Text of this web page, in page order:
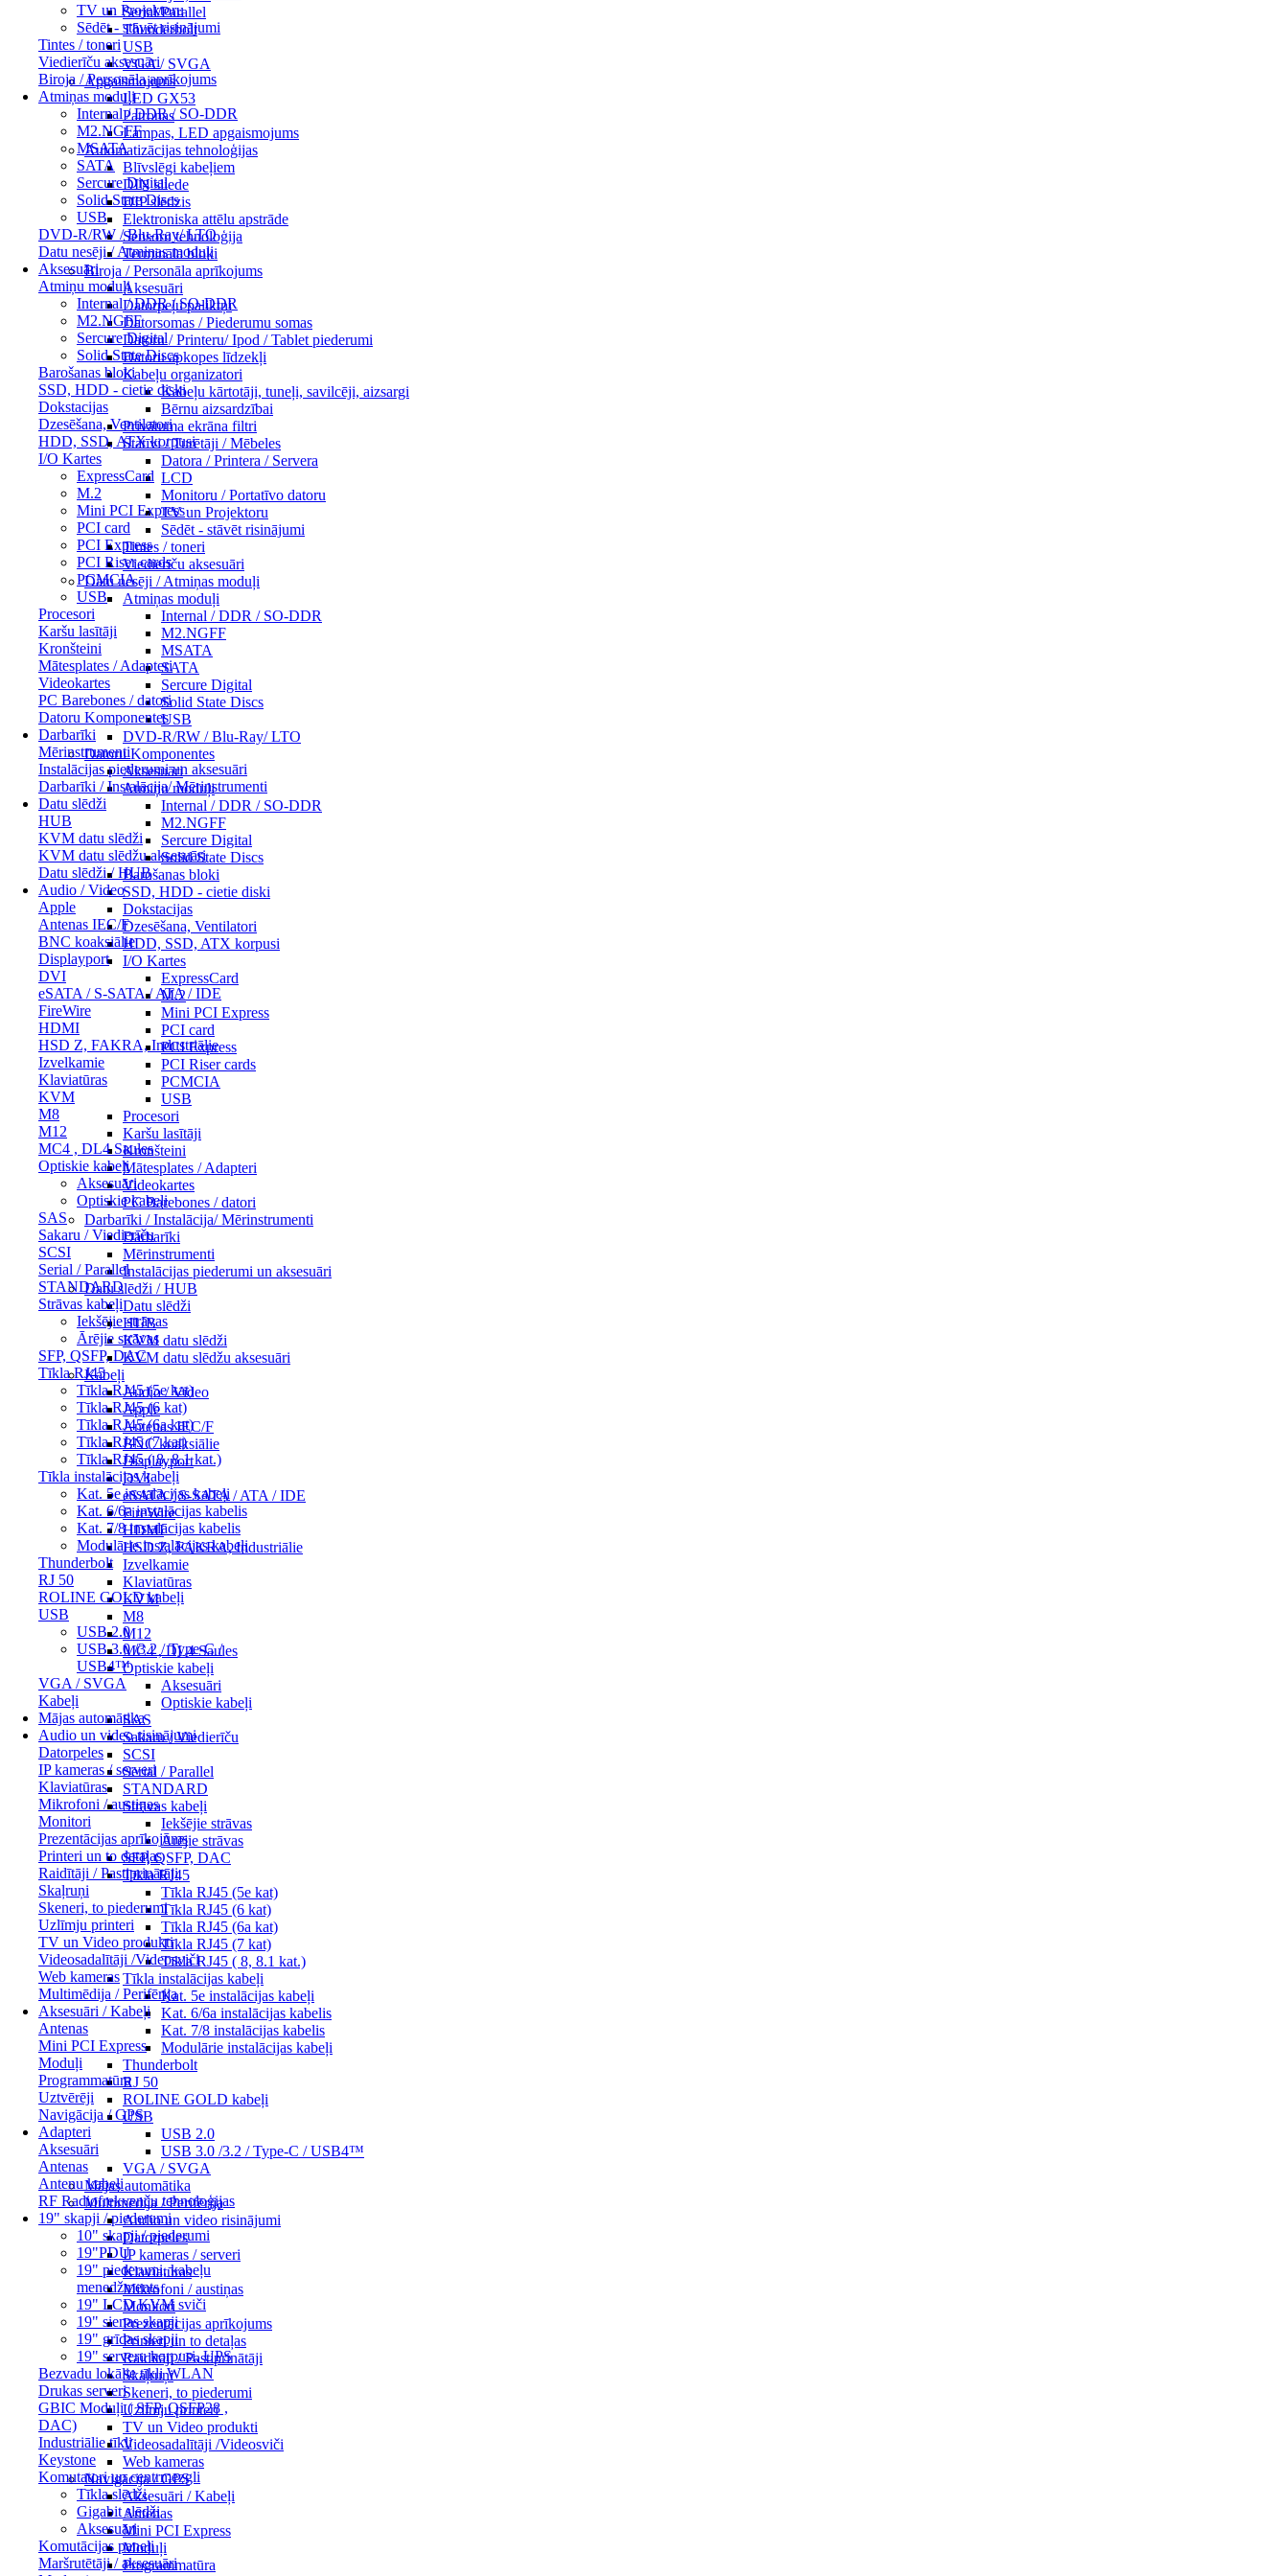
TV un Projektoru
Sēdēt - stāvēt risinājumi
Tintes / toneri
Viedierīču aksesuāri
Biroja / Personāla aprīkojums
Atmiņas moduļi
Internal / DDR / SO-DDR
M2.NGFF
MSATA
SATA
Sercure Digital
Solid State Discs
USB
DVD-R/RW / Blu-Ray/ LTO
Datu nesēji / Atmiņas moduļi
Aksesuāri
Atmiņu moduļi
Internal / DDR / SO-DDR
M2.NGFF
Sercure Digital
Solid State Discs
Barošanas bloki
SSD, HDD - cietie diski
Dokstacijas
Dzesēšana, Ventilatori
HDD, SSD, ATX korpusi
I/O Kartes
ExpressCard
M.2
Mini PCI Express
PCI card
PCI Express
PCI Riser cards
PCMCIA
USB
Procesori
Karšu lasītāji
Kronšteini
Mātesplates / Adapteri
Videokartes
PC Barebones / datori
Datoru Komponentes
Darbarīki
Mērinstrumenti
Instalācijas piederumi un aksesuāri
Darbarīki / Instalācija/ Mērinstrumenti
Datu slēdži
HUB
KVM datu slēdži
KVM datu slēdžu aksesuāri
Datu slēdži / HUB
Audio / Video
Apple
Antenas IEC/F
BNC koaksiālie
Displayport
DVI
eSATA / S-SATA / ATA / IDE
FireWire
HDMI
HSD Z, FAKRA, Industriālie
Izvelkamie
Klaviatūras
KVM
M8
M12
MC4 , DL4 Saules
Optiskie kabeļi
Aksesuāri
Optiskie kabeļi
SAS
Sakaru / Viedierīču
SCSI
Serial / Parallel
STANDARD
Strāvas kabeļi
Iekšējie strāvas
Ārējie strāvas
SFP, QSFP, DAC
Tīkla RJ45
Tīkla RJ45 (5e kat)
Tīkla RJ45 (6 kat)
Tīkla RJ45 (6a kat)
Tīkla RJ45 (7 kat)
Tīkla RJ45 ( 8, 8.1 kat.)
Tīkla instalācijas kabeļi
Kat. 5e instalācijas kabeļi
Kat. 6/6a instalācijas kabelis
Kat. 7/8 instalācijas kabelis
Modulārie instalācijas kabeļi
Thunderbolt
RJ 50
ROLINE GOLD kabeļi
USB
USB 2.0
USB 3.0 /3.2 / Type-C /
USB4™
VGA / SVGA
Kabeļi
Mājas automātika
Audio un video risinājumi
Datorpeles
IP kameras / serveri
Klaviatūras
Mikrofoni / austiņas
Monitori
Prezentācijas aprīkojums
Printeri un to detaļas
Raidītāji / Pastiprinātāji
Skaļruņi
Skeneri, to piederumi
Uzlīmju printeri
TV un Video produkti
Videosadalītāji /Videosviči
Web kameras
Multimēdija / Perifērija
Aksesuāri / Kabeļi
Antenas
Mini PCI Express
Moduļi
Programmatūra
Uztvērēji
Navigācija / GPS
Adapteri
Aksesuāri
Antenas
Antenu kabeļi
RF Radiofrekvenču tehnoloģijas
19" skapji / piederumi
10" skapji / piederumi
19"PDU
19" piederumi, kabeļu
menedžments
19" LCD KVM sviči
19" sienas skapji
19" grīdas skapji
19" serveru korpusi, UPS
Bezvadu lokālie tīkli WLAN
Drukas serveri
GBIC Moduļi ( SFP, QSFP28 ,
DAC)
Industriālie tīkli
Keystone
Komutatori un centrmezgli
Tīkla slēdži
Gigabit slēdži
Aksesuāri
Komutācijas paneļi
Maršrutētāji / aksesuāri
Serial/Parallel
Thunderbolt
USB
VGA / SVGA
Apgaismojums
LED GX53
Patronas
Lampas, LED apgaismojums
Automatizācijas tehnoloģijas
Blīvslēgi kabeļiem
DIN sliede
DIP slēdzis
Elektroniska attēlu apstrāde
Sensoru tehnoloģija
Termināla bloki
Biroja / Personāla aprīkojums
Aksesuāri
Datorpeļu paliktņi
Datorsomas / Piederumu somas
Datoru / Printeru/ Ipod / Tablet piederumi
Datoru apkopes līdzekļi
Kabeļu organizatori
Kabeļu kārtotāji, tuneļi, savilcēji, aizsargi
Bērnu aizsardzībai
Privātuma ekrāna filtri
Statīvi / Turētāji / Mēbeles
Datora / Printera / Servera
LCD
Monitoru / Portatīvo datoru
TV un Projektoru
Sēdēt - stāvēt risinājumi
Tintes / toneri
Viedierīču aksesuāri
Datu nesēji / Atmiņas moduļi
Atmiņas moduļi
Internal / DDR / SO-DDR
M2.NGFF
MSATA
SATA
Sercure Digital
Solid State Discs
USB
DVD-R/RW / Blu-Ray/ LTO
Datoru Komponentes
Aksesuāri
Atmiņu moduļi
Internal / DDR / SO-DDR
M2.NGFF
Sercure Digital
Solid State Discs
Barošanas bloki
SSD, HDD - cietie diski
Dokstacijas
Dzesēšana, Ventilatori
HDD, SSD, ATX korpusi
I/O Kartes
ExpressCard
M.2
Mini PCI Express
PCI card
PCI Express
PCI Riser cards
PCMCIA
USB
Procesori
Karšu lasītāji
Kronšteini
Mātesplates / Adapteri
Videokartes
PC Barebones / datori
Darbarīki / Instalācija/ Mērinstrumenti
Darbarīki
Mērinstrumenti
Instalācijas piederumi un aksesuāri
Datu slēdži / HUB
Datu slēdži
HUB
KVM datu slēdži
KVM datu slēdžu aksesuāri
Kabeļi
Audio / Video
Apple
Antenas IEC/F
BNC koaksiālie
Displayport
DVI
eSATA / S-SATA / ATA / IDE
FireWire
HDMI
HSD Z, FAKRA, Industriālie
Izvelkamie
Klaviatūras
KVM
M8
M12
MC4 , DL4 Saules
Optiskie kabeļi
Aksesuāri
Optiskie kabeļi
SAS
Sakaru / Viedierīču
SCSI
Serial / Parallel
STANDARD
Strāvas kabeļi
Iekšējie strāvas
Ārējie strāvas
SFP, QSFP, DAC
Tīkla RJ45
Tīkla RJ45 (5e kat)
Tīkla RJ45 (6 kat)
Tīkla RJ45 (6a kat)
Tīkla RJ45 (7 kat)
Tīkla RJ45 ( 8, 8.1 kat.)
Tīkla instalācijas kabeļi
Kat. 5e instalācijas kabeļi
Kat. 6/6a instalācijas kabelis
Kat. 7/8 instalācijas kabelis
Modulārie instalācijas kabeļi
Thunderbolt
RJ 50
ROLINE GOLD kabeļi
USB
USB 2.0
USB 3.0 /3.2 / Type-C / USB4™
VGA / SVGA
Mājas automātika
Multimēdija / Perifērija
Audio un video risinājumi
Datorpeles
IP kameras / serveri
Klaviatūras
Mikrofoni / austiņas
Monitori
Prezentācijas aprīkojums
Printeri un to detaļas
Raidītāji / Pastiprinātāji
Skaļruņi
Skeneri, to piederumi
Uzlīmju printeri
TV un Video produkti
Videosadalītāji /Videosviči
Web kameras
Navigācija / GPS
Aksesuāri / Kabeļi
Antenas
Mini PCI Express
Moduļi
Programmatūra